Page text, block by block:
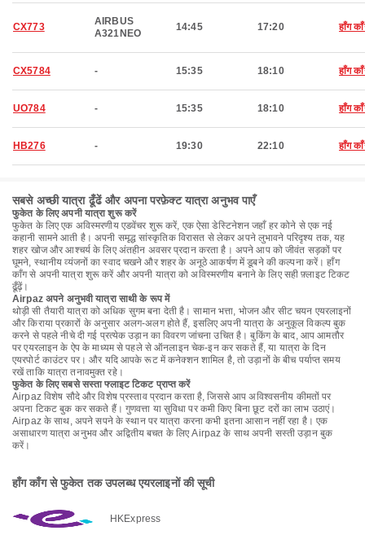
CX773
AIRBUS
A321NEO
14:45 17:20 हाँग
CX5784 - 15:35 18:10 हाँग
UO784 - 15:35 18:10 हाँग
HB276 - 19:30 22:10 हाँग
सबसे अच्छी यात्रा ढूँढें और अपना परफ़ेक्ट यात्रा अनुभव पाएँ
फुकेत के लिए अपनी यात्रा शुरू करें
फुकेत के लिए एक अविस्मरणीय एडवेंचर शुरू करें, एक ऐसा डेस्टिनेशन जहाँ हर कोने से एक नई
कहानी सामने आती है। अपनी समृद्ध सांस्कृतिक विरासत से लेकर अपने लुभावने परिदृश्य तक, यह
शहर खोज और आश्चर्य के लिए अंतहीन अवसर प्रदान करता है। अपने आप को जीवंत सड़कों पर
घूमने, स्थानीय व्यंजनों का स्वाद चखने और शहर के अनूठे आकर्षण में डूबने की कल्पना करें। हाँग
काँग से अपनी यात्रा शुरू करें और अपनी यात्रा को अविस्मरणीय बनाने के लिए सही फ़्लाइट टिकट
ढूँढ़ें।
Airpaz अपने अनुभवी यात्रा साथी के रूप में
थोड़ी सी तैयारी यात्रा को अधिक सुगम बना देती है। सामान भत्ता, भोजन और सीट चयन एयरलाइनों
और किराया प्रकारों के अनुसार अलग-अलग होते हैं, इसलिए अपनी यात्रा के अनुकूल विकल्प बुक
करने से पहले नीचे दी गई प्रत्येक उड़ान का विवरण जांचना उचित है। बुकिंग के बाद, आप आमतौर
पर एयरलाइन के ऐप के माध्यम से पहले से ऑनलाइन चेक-इन कर सकते हैं, या यात्रा के दिन
एयरपोर्ट काउंटर पर। और यदि आपके रूट में कनेक्शन शामिल है, तो उड़ानों के बीच पर्याप्त समय
रखें ताकि यात्रा तनावमुक्त रहे।
फुकेत के लिए सबसे सस्ता फ्लाइट टिकट प्राप्त करें
Airpaz विशेष सौदे और विशेष प्रस्ताव प्रदान करता है, जिससे आप अविश्वसनीय कीमतों पर
अपना टिकट बुक कर सकते हैं। गुणवत्ता या सुविधा पर कमी किए बिना छूट दरों का लाभ उठाएं।
Airpaz के साथ, अपने सपने के स्थान पर यात्रा करना कभी इतना आसान नहीं रहा है। एक
असाधारण यात्रा अनुभव और अद्वितीय बचत के लिए Airpaz के साथ अपनी सस्ती उड़ान बुक
करें।
हाँग काँग से फुकेत तक उपलब्ध एयरलाइनों की सूची
HKExpress